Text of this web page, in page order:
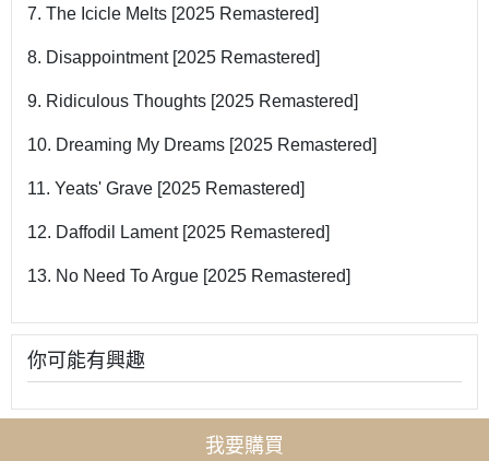
7. The Icicle Melts [2025 Remastered]
8. Disappointment [2025 Remastered]
9. Ridiculous Thoughts [2025 Remastered]
10. Dreaming My Dreams [2025 Remastered]
11. Yeats' Grave [2025 Remastered]
12. Daffodil Lament [2025 Remastered]
13. No Need To Argue [2025 Remastered]
你可能有興趣
我要購買